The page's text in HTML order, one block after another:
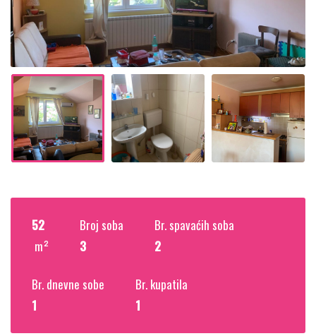
52
m²
Broj soba
3
Br. spavaćih soba
2
Br. dnevne sobe
1
Br. kupatila
1